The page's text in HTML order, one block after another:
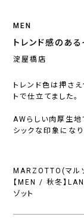
MEN
トレンド感のあ
淀屋橋店
トレンド色は押さ
トで仕立てました。
AWらしい肉厚生地
シックな印象になり
MARZOTTO(マル
【MEN / 秋冬】
ゾット